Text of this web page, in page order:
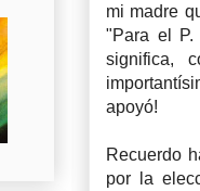
mi madre
"Para el P.
significa,
apoyó!
Recuerdo
por la